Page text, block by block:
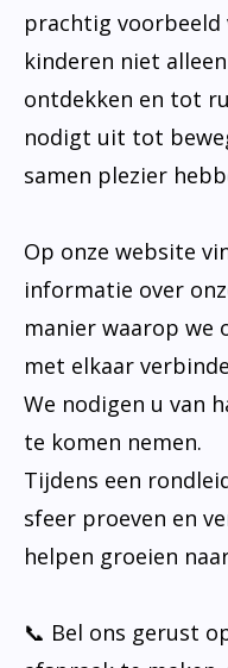
prachtig voorbeeld
kinderen niet
ontdekken en tot
nodigt uit tot
samen plezier
Op onze website
informatie over
manier waarop we
met elkaar
We nodigen u van
te komen nemen.
Tijdens een
sfeer proeven en
helpen groeien
📞 Bel ons gerust